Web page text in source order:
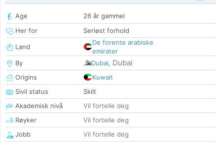
Age
26 år gammel
Her for
Seriøst forhold
Land
De forente arabiske
emirater
By
Dubai, Dubai
Origins
Kuwait
Sivil status
Skilt
Akademisk nivå
Vil fortelle deg
Røyker
Vil fortelle deg
Jobb
Vil fortelle deg